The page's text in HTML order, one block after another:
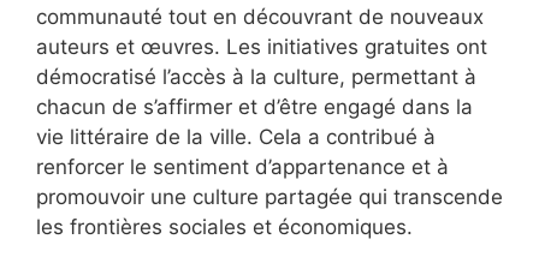
communauté tout en découvrant de nouveaux
auteurs et œuvres. Les initiatives gratuites ont
démocratisé l’accès à la culture, permettant à
chacun de s’affirmer et d’être engagé dans la
vie littéraire de la ville. Cela a contribué à
renforcer le sentiment d’appartenance et à
promouvoir une culture partagée qui transcende
les frontières sociales et économiques.